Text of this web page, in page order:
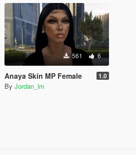
561 6
Anaya Skin MP Female 1.0
By Jordan_lm